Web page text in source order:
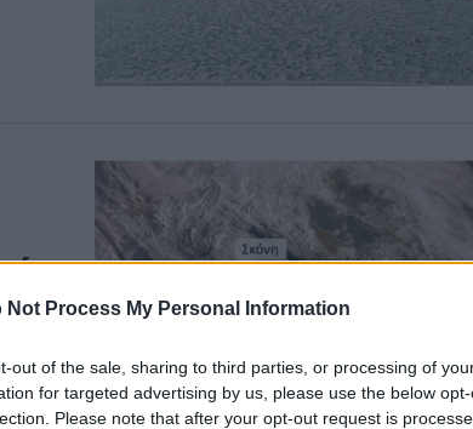
Not Process My Personal Information
out of the sale, sharing to third parties, or processing of
for targeted advertising by us, please use the below
Please note that after your opt-out request is
το